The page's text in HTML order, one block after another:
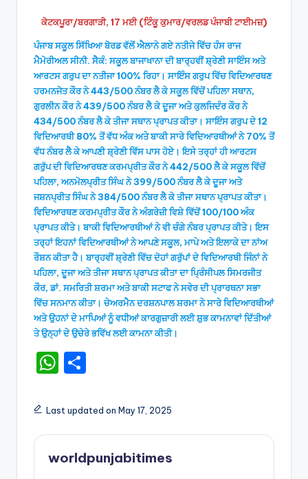
ਕੋਟਕਪੂਰਾ/ਬਰਗਾੜੀ, 17 ਮਈ (ਟਿੰਕੂ ਕੁਮਾਰ/ਵਰਲਡ ਪੰਜਾਬੀ ਟਾਈਮਜ਼)
ਪੰਜਾਬ ਸਕੂਲ ਸਿੱਖਿਆ ਬੋਰਡ ਵੱਲੋਂ ਐਲਾਨੇ ਗਏ ਨਤੀਜੇ ਵਿੱਚ ਹੰਸ ਰਾਜ
ਮੈਮੋਰੀਅਲ ਸੀਨੀ. ਸੈਕੰ: ਸਕੂਲ ਬਾਜਾਖਾਨਾ ਦੀ ਬਾਰ੍ਹਵੀਂ ਸ਼੍ਰੇਣੀ ਸਾਇੰਸ ਅਤੇ
ਆਰਟਸ ਗਰੁਪ ਦਾ ਨਤੀਜਾ 100% ਰਿਹਾ। ਸਾਇੰਸ ਗਰੁਪ ਵਿੱਚ ਵਿਦਿਆਰਥਣ
ਹਰਮਨਜੋਤ ਕੌਰ ਨੇ 443/500 ਨੰਬਰ ਲੈ ਕੇ ਸਕੂਲ ਵਿੱਚੋਂ ਪਹਿਲਾ ਸਥਾਨ,
ਗੁਰਲੀਨ ਕੌਰ ਨੇ 439/500 ਨੰਬਰ ਲੈ ਕੇ ਦੂਜਾ ਅਤੇ ਕੁਲਜਿਦੰਰ ਕੌਰ ਨੇ
434/500 ਨੰਬਰ ਲੈ ਕੇ ਤੀਜਾ ਸਥਾਨ ਪ੍ਰਾਪਤ ਕੀਤਾ। ਸਾਇੰਸ ਗਰੁਪ ਦੇ 12
ਵਿਦਿਆਰਥੀ 80% ਤੋਂ ਵੱਧ ਅੰਕ ਅਤੇ ਬਾਕੀ ਸਾਰੇ ਵਿਦਿਆਰਥੀਆਂ ਨੇ 70% ਤੋਂ
ਵੱਧ ਨੰਬਰ ਲੈ ਕੇ ਆਪਣੀ ਸ਼੍ਰੇਣੀ ਵਿੱਸ ਪਾਸ ਹੋਏ। ਇਸੇ ਤਰ੍ਹਾਂ ਹੀ ਆਰਟਸ
ਗਰੁੱਪ ਦੀ ਵਿਦਿਆਰਥਣ ਕਰਮਪ੍ਰੀਤ ਕੌਰ ਨੇ 442/500 ਲੈ ਕੇ ਸਕੂਲ ਵਿੱਚੋਂ
ਪਹਿਲਾ, ਅਨਮੋਲਪ੍ਰੀਤ ਸਿੰਘ ਨੇ 399/500 ਨੰਬਰ ਲੈ ਕੇ ਦੂਜਾ ਅਤੇ
ਜਸ਼ਨਪ੍ਰੀਤ ਸਿੰਘ ਨੇ 384/500 ਨੰਬਰ ਲੈ ਕੇ ਤੀਜਾ ਸਥਾਨ ਪ੍ਰਾਪਤ ਕੀਤਾ।
ਵਿਦਿਆਰਥਣ ਕਰਮਪ੍ਰੀਤ ਕੌਰ ਨੇ ਅੰਗਰੇਜ਼ੀ ਵਿਸ਼ੇ ਵਿੱਚੋਂ 100/100 ਅੰਕ
ਪ੍ਰਾਪਤ ਕੀਤੇ। ਬਾਕੀ ਵਿਦਿਆਰਥੀਆਂ ਨੇ ਵੀ ਚੰਗੇ ਨੰਬਰ ਪ੍ਰਾਪਤ ਕੀਤੇ। ਇਸ
ਤਰ੍ਹਾਂ ਇਹਨਾਂ ਵਿਦਿਆਰਥੀਆਂ ਨੇ ਆਪਣੇ ਸਕੂਲ, ਮਾਪੇ ਅਤੇ ਇਲਾਕੇ ਦਾ ਨਾਂਅ
ਰੌਸ਼ਨ ਕੀਤਾ ਹੈ। ਬਾਰ੍ਹਵੀਂ ਸ਼੍ਰੇਣੀ ਵਿੱਚ ਦੋਹਾਂ ਗਰੁੱਪਾਂ ਦੇ ਵਿਦਿਆਰਥੀ ਜਿੰਨਾਂ ਨੇ
ਪਹਿਲਾ, ਦੂਜਾ ਅਤੇ ਤੀਜਾ ਸਥਾਨ ਪ੍ਰਾਪਤ ਕੀਤਾ ਦਾ ਪ੍ਰਿੰਸੀਪਲ ਸਿਮਰਜੀਤ
ਕੌਰ, ਡਾਂ. ਸਮਰਿਤੀ ਸ਼ਰਮਾ ਅਤੇ ਬਾਕੀ ਸਟਾਫ ਨੇ ਸਵੇਰ ਦੀ ਪ੍ਰਾਰਥਨਾ ਸਭਾ
ਵਿੱਚ ਸਨਮਾਨ ਕੀਤਾ। ਚੇਅਰਮੈਨ ਦਰਸ਼ਨਪਾਲ ਸ਼ਰਮਾ ਨੇ ਸਾਰੇ ਵਿਦਿਆਰਥੀਆਂ
ਅਤੇ ਉਹਨਾਂ ਦੇ ਮਾਪਿਆਂ ਨੂੰ ਵਧੀਆਂ ਕਾਰਗੁਜ਼ਾਰੀ ਲਈ ਸ਼ੁਭ ਕਾਮਨਾਵਾਂ ਦਿੱਤੀਆਂ
ਤੇ ਉਨ੍ਹਾਂ ਦੇ ਉਚੇਰੇ ਭਵਿੱਖ ਲਈ ਕਾਮਨਾ ਕੀਤੀ।
W
a
ts
A
ar
e
Last updated on May 17, 2025
worldpunjabitimes